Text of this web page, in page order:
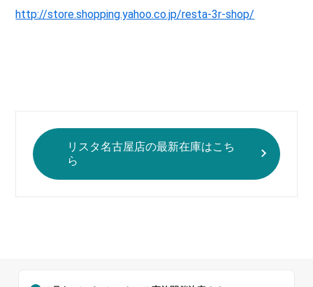
http://store.shopping.yahoo.co.jp/resta-3r-shop/
リスタ名古屋店の最新在庫はこち
ら